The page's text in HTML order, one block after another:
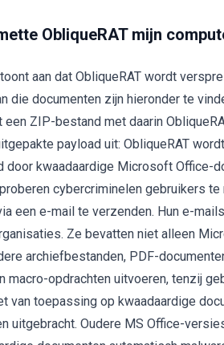
ObliqueRAT mijn
aan dat ObliqueRAT wordt
die documenten zijn hieronder te
een ZIP-bestand met daarin
payload uit: ObliqueRAT
door kwaadaardige Microsoft Office-
cybercriminelen gebruikers
een e-mail te verzenden. Hun e-
Ze bevatten niet alleen
archiefbestanden, PDF-
macro-opdrachten uitvoeren, tenzij
van toepassing op kwaadaardige
uitgebracht. Oudere MS Office-